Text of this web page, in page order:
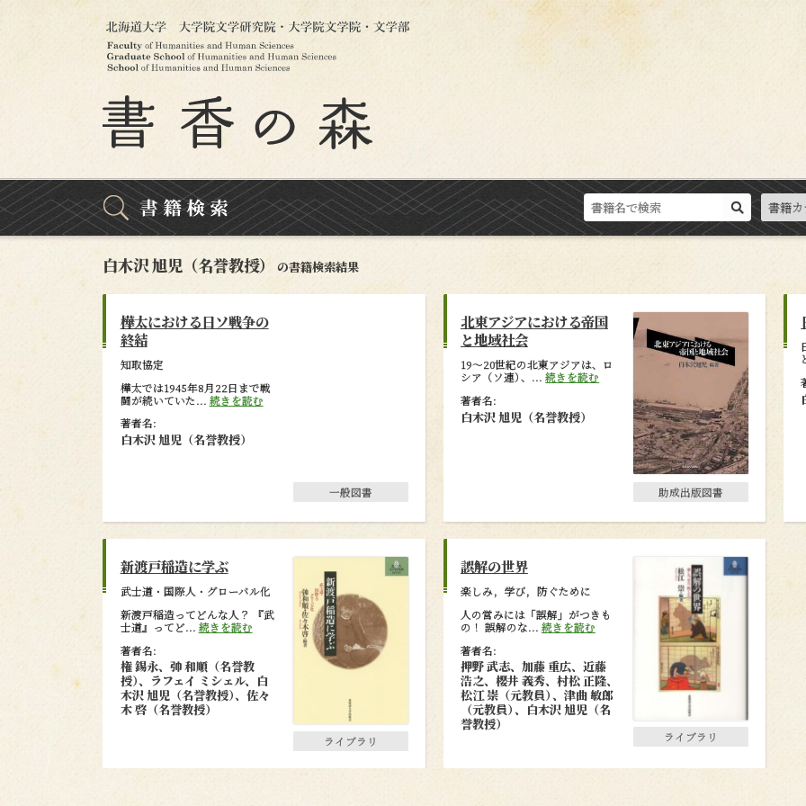
白木沢 旭児（名誉教授） の書籍検索結果
樺太における日ソ戦争の
終結
知取協定
樺太では1945年8月22日まで戦
闘が続いていた... 続きを読む
著者名:
白木沢 旭児（名誉教授）
一般図書
北東アジアにおける帝国
と地域社会
19～20世紀の北東アジアは、ロ
シア（ソ連）、...続きを読む
著者名:
白木沢 旭児（名誉教授）
助成出版図書
新渡戸稲造に学ぶ
武士道・国際人・グローバル化
新渡戸稲造ってどんな人？ 『武
士道』ってど... 続きを読む
著者名:
権 錫永、𢎭 和順（名誉教
授）、ラフェイ ミシェル、白
木沢 旭児（名誉教授）、佐々
木 啓（名誉教授）
ライブラリ
誤解の世界
楽しみ，学び，防ぐために
人の営みには「誤解」がつきも
の！ 誤解のな... 続きを読む
著者名:
押野 武志、加藤 重広、近藤
浩之、櫻井 義秀、村松 正隆、
松江 崇（元教員）、津曲 敏郎
（元教員）、白木沢 旭児（名
誉教授）
ライブラリ